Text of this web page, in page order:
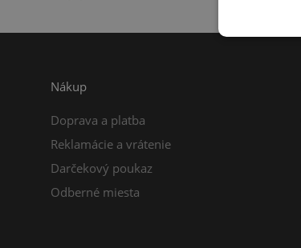
Nákup
Doprava a platba
Reklamácie a vrátenie
Darčekový poukaz
Odberné miesta